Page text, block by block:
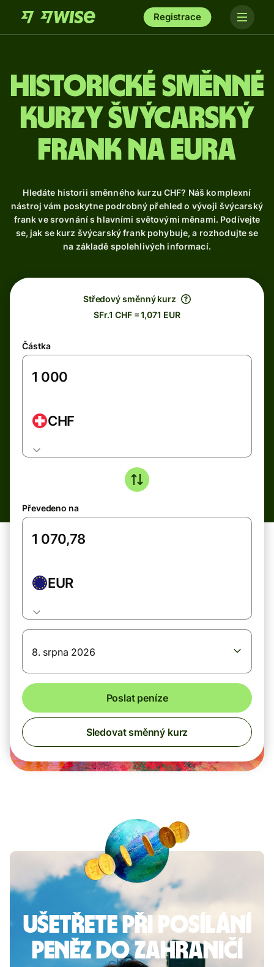
Registrace
Historické směnné
kurzy švýcarský
frank na eura
Hledáte historii směnného kurzu CHF? Náš komplexní
nástroj vám poskytne podrobný přehled o vývoji švýcarský
frank ve srovnání s hlavními světovými měnami. Podívejte
se, jak se kurz švýcarský frank pohybuje, a rozhodujte se
na základě spolehlivých informací.
Středový směnný kurz
SFr.1 CHF = 1,071 EUR
Částka
CHF
Převedeno na
EUR
8. srpna 2026
Poslat peníze
Sledovat směnný kurz
Ušetřete při posílání
peněz do zahraničí